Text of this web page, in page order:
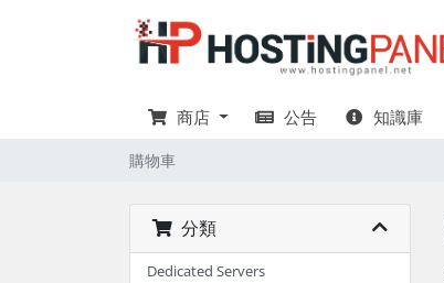
商店 公告 知識庫
購物車
分類
Dedicated Servers